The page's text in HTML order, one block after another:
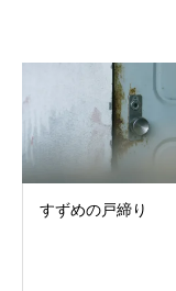
すずめの戸締り